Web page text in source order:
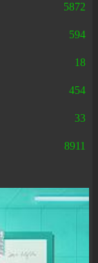
5872
594
18
454
33
8911